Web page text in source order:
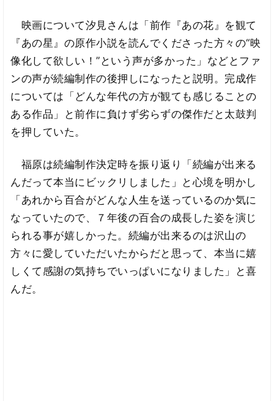
映画について汐見さんは「前作『あの花』を観て
『あの星』の原作小説を読んでくださった方々の“映
像化して欲しい！”という声が多かった」などとファ
ンの声が続編制作の後押しになったと説明。完成作
については「どんな年代の方が観ても感じることの
ある作品」と前作に負けず劣らずの傑作だと太鼓判
を押していた。
福原は続編制作決定時を振り返り「続編が出来る
んだって本当にビックリしました」と心境を明かし
「あれから百合がどんな人生を送っているのか気に
なっていたので、７年後の百合の成長した姿を演じ
られる事が嬉しかった。続編が出来るのは沢山の
方々に愛していただいたからだと思って、本当に嬉
しくて感謝の気持ちでいっぱいになりました」と喜
んだ。